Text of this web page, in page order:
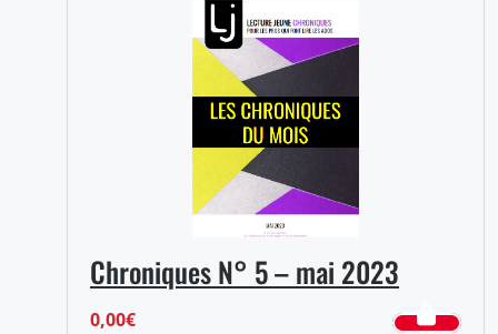
Chroniques N° 5 – mai 2023
0,00€